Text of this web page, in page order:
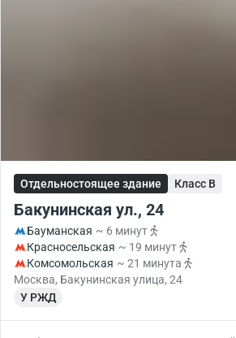
Отдельностоящее здание Класс B
Бакунинская ул., 24
Бауманская ~ 6 минут
Красносельская ~ 19 минут
Комсомольская ~ 21 минута
Москва, Бакунинская улица, 24
У РЖД